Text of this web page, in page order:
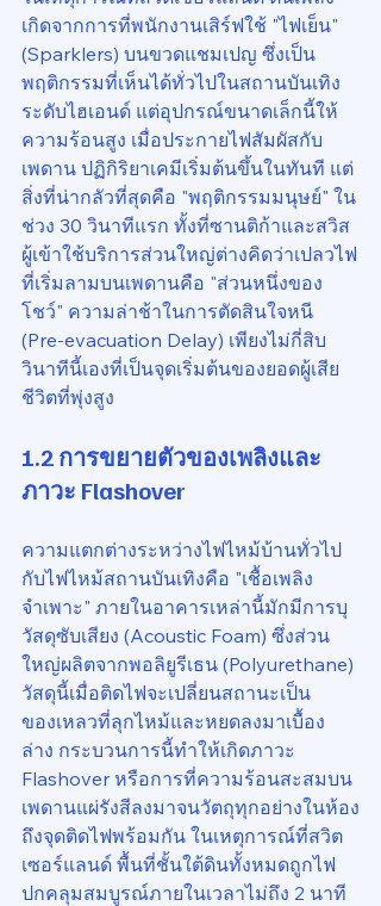
เกิดจากการที่พนักงานเสิร์ฟใช้ "ไฟเย็น"
(Sparklers) บนขวดแชมเปญ ซึ่งเป็น
พฤติกรรมที่เห็นได้ทั่วไปในสถานบันเทิง
ระดับไฮเอนด์ แต่อุปกรณ์ขนาดเล็กนี้ให้
ความร้อนสูง เมื่อประกายไฟสัมผัสกับ
เพดาน ปฏิกิริยาเคมีเริ่มต้นขึ้นในทันที แต่
สิ่งที่น่ากลัวที่สุดคือ "พฤติกรรมมนุษย์" ใน
ช่วง 30 วินาทีแรก ทั้งที่ซานติก้าและสวิส
ผู้เข้าใช้บริการส่วนใหญ่ต่างคิดว่าเปลวไฟ
ที่เริ่มลามบนเพดานคือ "ส่วนหนึ่งของ
โชว์" ความล่าช้าในการตัดสินใจหนี
(Pre-evacuation Delay) เพียงไม่กี่สิบ
วินาทีนี้เองที่เป็นจุดเริ่มต้นของยอดผู้เสีย
ชีวิตที่พุ่งสูง
1.2 การขยายตัวของเพลิงและ
ภาวะ Flashover
ความแตกต่างระหว่างไฟไหม้บ้านทั่วไป
กับไฟไหม้สถานบันเทิงคือ "เชื้อเพลิง
จำเพาะ" ภายในอาคารเหล่านี้มักมีการบุ
วัสดุซับเสียง (Acoustic Foam) ซึ่งส่วน
ใหญ่ผลิตจากพอลิยูรีเธน (Polyurethane)
วัสดุนี้เมื่อติดไฟจะเปลี่ยนสถานะเป็น
ของเหลวที่ลุกไหม้และหยดลงมาเบื้อง
ล่าง กระบวนการนี้ทำให้เกิดภาวะ
Flashover หรือการที่ความร้อนสะสมบน
เพดานแผ่รังสีลงมาจนวัตถุทุกอย่างในห้อง
ถึงจุดติดไฟพร้อมกัน ในเหตุการณ์ที่สวิต
เซอร์แลนด์ พื้นที่ชั้นใต้ดินทั้งหมดถูกไฟ
ปกคลุมสมบูรณ์ภายในเวลาไม่ถึง 2 นาที